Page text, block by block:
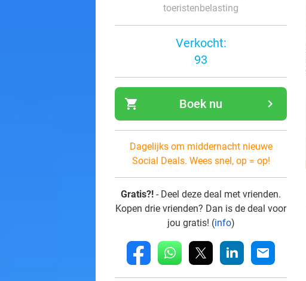
toeristenbelasting
Verkocht:
93
shopping_cart navigate_next
Boek nu
Dagelijks om middernacht nieuwe
Social Deals. Wees snel, op = op!
Gratis?! - Deel deze deal met vrienden.
Kopen drie vrienden? Dan is de deal voor
jou gratis! (info)
fb whatsapp linkedin mail